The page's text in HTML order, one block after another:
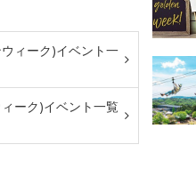
ィーク)イベント一
ーク)イベント一覧